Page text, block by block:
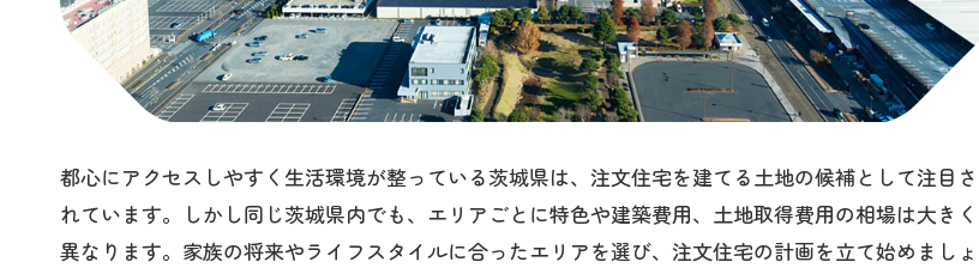
都心にアクセスしやすく生活環境が整っている茨城県は、注文住宅を建てる土地の候補として注目さ
れています。しかし同じ茨城県内でも、エリアごとに特色や建築費用、土地取得費用の相場は大きく
異なります。家族の将来やライフスタイルに合ったエリアを選び、注文住宅の計画を立て始めましょ